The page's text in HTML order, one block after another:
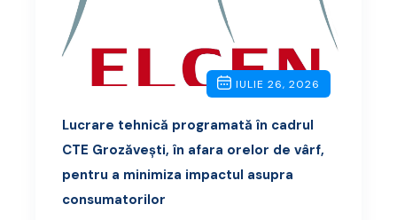
IULIE 26, 2026
Lucrare tehnică programată în cadrul
CTE Grozăvești, în afara orelor de vârf,
pentru a minimiza impactul asupra
consumatorilor